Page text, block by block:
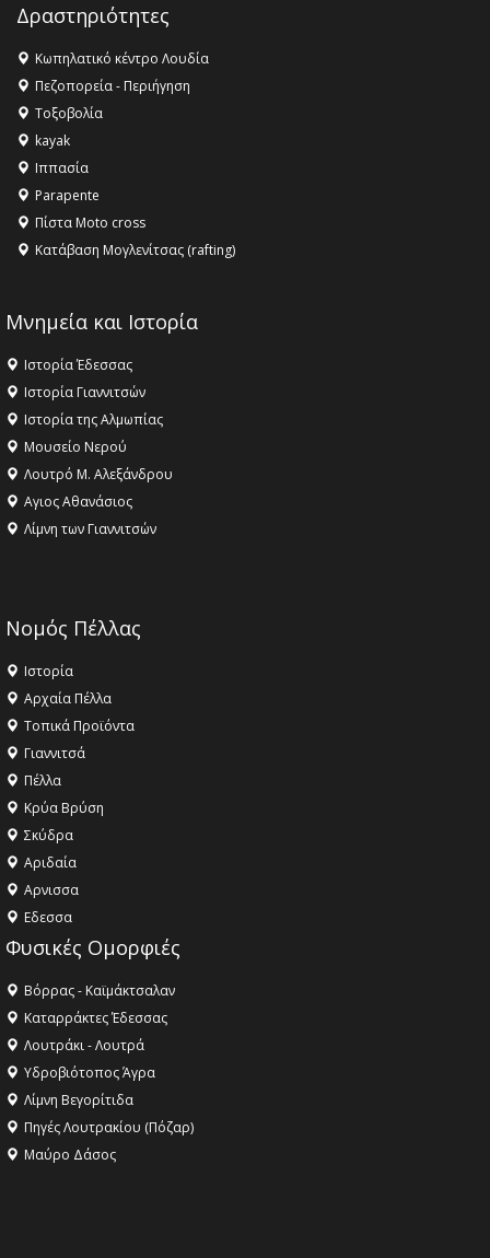
16:27 - Όλυμπος: Εντάχθηκε στον Κατάλογο Παγκόσμιας
Κληρονομιάς της UNESCO – Ομόφωνη η απόφαση Ο
Όλυμπος αναγνωρίστηκε ως φυσικό και πολιτιστικό
αγαθό εξέχουσας οικουμενικής αξίας για την
ανθρωπότητα
16:18 -
ΣΤΗΝ ΕΔΕΣΣΑ
Δραστηριότητες
Κωπηλατικό κέντρο Λουδία
Πεζοπορεία - Περιήγηση
Τοξοβολία
kayak
Ιππασία
Parapente
Πίστα Moto cross
Κατάβαση Μογλενίτσας (rafting)
Μνημεία και Ιστορία
Ιστορία Έδεσσας
Ιστορία Γιαννιτσών
Ιστορία της Αλμωπίας
Μουσείο Νερού
Λουτρό Μ. Αλεξάνδρου
Αγιος Αθανάσιος
Λίμνη των Γιαννιτσών
Νομός Πέλλας
Ιστορία
Αρχαία Πέλλα
Τοπικά Προϊόντα
Γιαννιτσά
Πέλλα
Κρύα Βρύση
Σκύδρα
Αριδαία
Aρνισσα
Eδεσσα
Φυσικές Ομορφιές
Βόρρας - Καϊμάκτσαλαν
Καταρράκτες Έδεσσας
Λουτράκι - Λουτρά
Υδροβιότοπος Άγρα
Λίμνη Βεγορίτιδα
Πηγές Λουτρακίου (Πόζαρ)
Μαύρο Δάσος